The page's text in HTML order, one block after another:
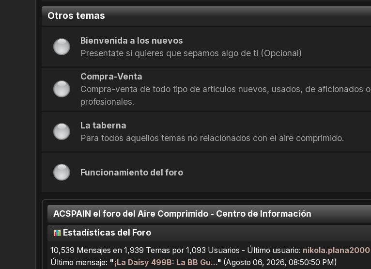
Otros temas
Bienvenida a los nuevos
Presentate si quieres que sepamos algo de ti (Opcional)
Compra-Venta
Compra-venta de todo tipo de articulos nuevos, usados, de aficionados o
profesionales.
La taberna
Para todos aquellos temas no relacionados con el aire comprimido.
Funcionamiento del foro
ACSPAIN el foro del Aire Comprimido - Centro de Información
Estadísticas del Foro
10,539 Mensajes en 1,939 Temas por 1,093 Usuarios - Último usuario: nikola.plana2000
Último mensaje: "¡La Daisy 499B: La BB Gu..." (Agosto 06, 2026, 08:50:50 PM)